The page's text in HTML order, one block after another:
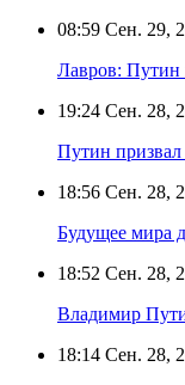
08:59 Сен. 29,
Лавров: Путин
19:24 Сен. 28,
Путин
18:56 Сен. 28,
Будущее мира
18:52 Сен. 28,
Владимир
18:14 Сен. 28,